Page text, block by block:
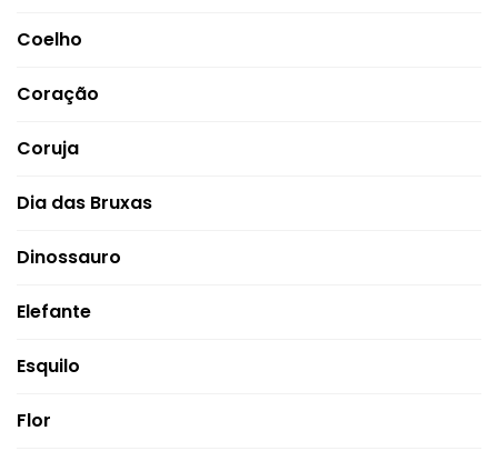
Coelho
Coração
Coruja
Dia das Bruxas
Dinossauro
Elefante
Esquilo
Flor